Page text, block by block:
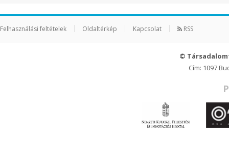
Felhasználási feltételek Oldaltérkép Kapcsolat RSS
©
Cím: 1097